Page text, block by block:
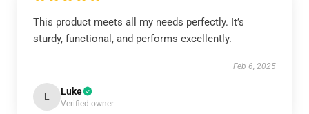
This product meets all my needs perfectly. It’s
sturdy, functional, and performs excellently.
Feb 6, 2025
L Luke
Verified owner